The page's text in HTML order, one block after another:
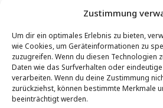
Zustimmung
Um dir ein optimales Erlebnis zu bieten,
wie Cookies, um Geräteinformationen zu
zuzugreifen. Wenn du diesen Technologien
Daten wie das Surfverhalten oder
verarbeiten. Wenn du deine Zustimmung
zurückziehst, können bestimmte Merkmale
beeinträchtigt werden.
Impressum/Kontakt &